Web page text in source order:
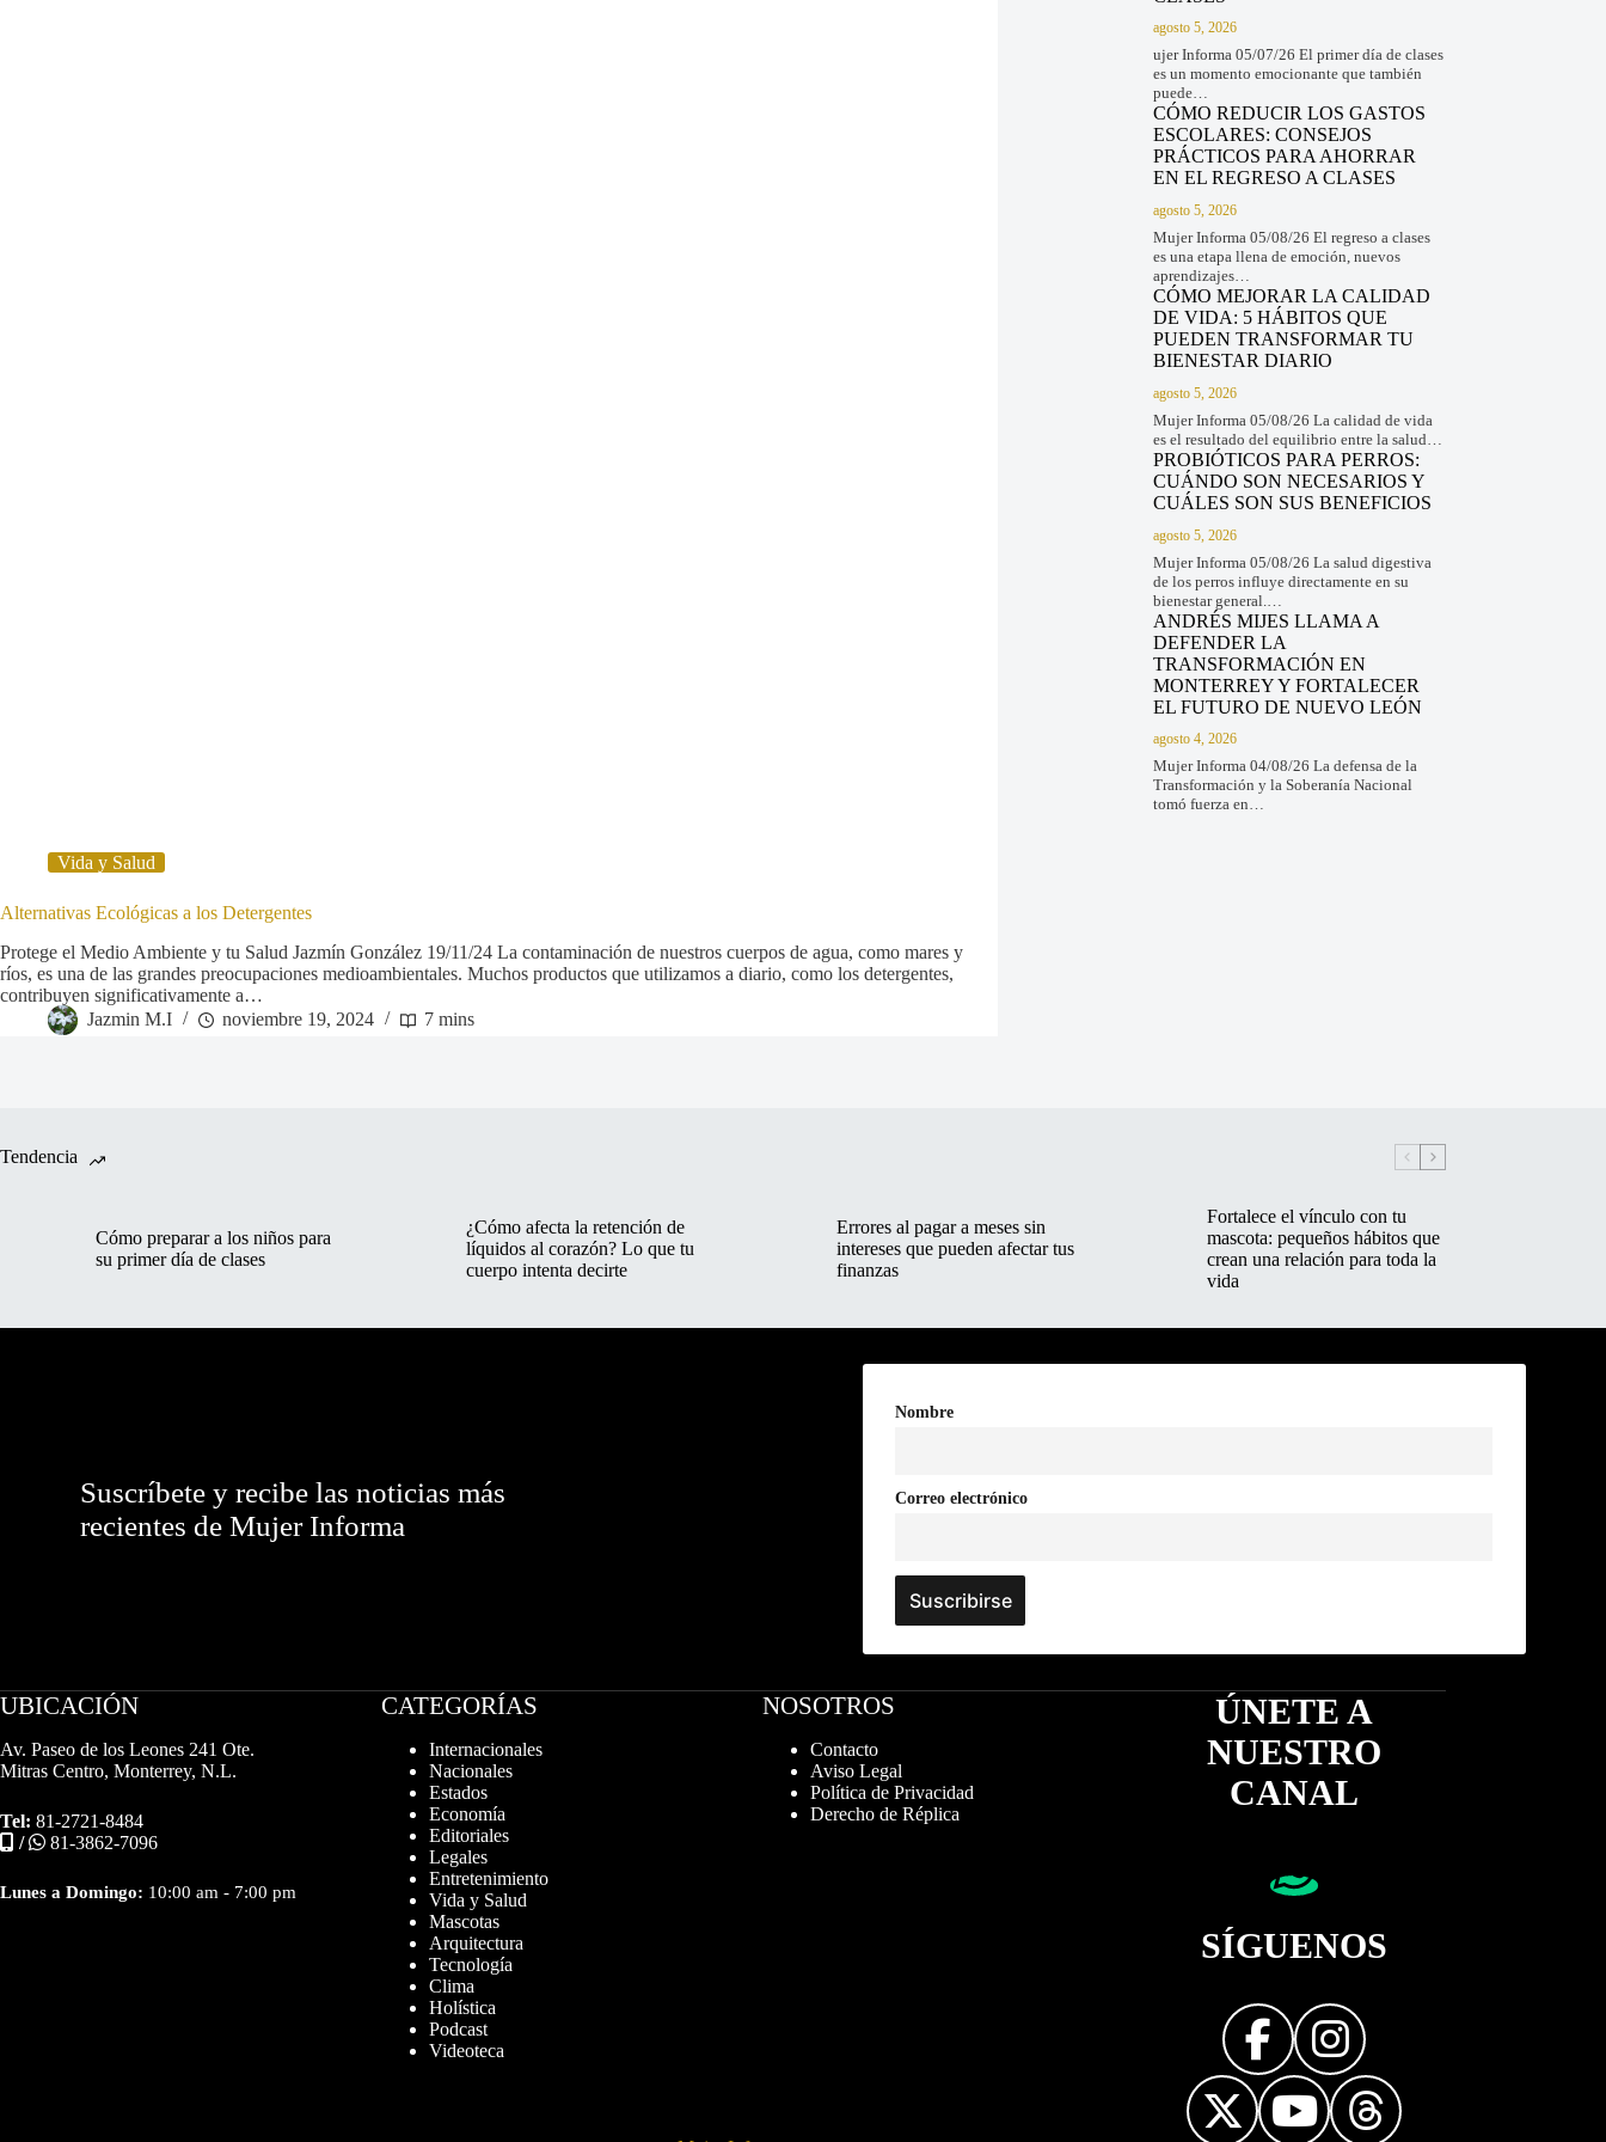
Vida y Salud
Alternativas Ecológicas a los Detergentes
Protege el Medio Ambiente y tu Salud Jazmín González 19/11/24 La contaminación de nuestros cuerpos de agua, como mares y
ríos, es una de las grandes preocupaciones medioambientales. Muchos productos que utilizamos a diario, como los detergentes,
contribuyen significativamente a…
Jazmin M.I
noviembre 19, 2024 7 mins
agosto 5, 2026
ujer Informa 05/07/26 El primer día de clases
es un momento emocionante que también
puede…
CÓMO REDUCIR LOS GASTOS
ESCOLARES: CONSEJOS
PRÁCTICOS PARA AHORRAR
EN EL REGRESO A CLASES
agosto 5, 2026
Mujer Informa 05/08/26 El regreso a clases
es una etapa llena de emoción, nuevos
aprendizajes…
CÓMO MEJORAR LA CALIDAD
DE VIDA: 5 HÁBITOS QUE
PUEDEN TRANSFORMAR TU
BIENESTAR DIARIO
agosto 5, 2026
Mujer Informa 05/08/26 La calidad de vida
es el resultado del equilibrio entre la salud…
PROBIÓTICOS PARA PERROS:
CUÁNDO SON NECESARIOS Y
CUÁLES SON SUS BENEFICIOS
agosto 5, 2026
Mujer Informa 05/08/26 La salud digestiva
de los perros influye directamente en su
bienestar general.…
ANDRÉS MIJES LLAMA A
DEFENDER LA
TRANSFORMACIÓN EN
MONTERREY Y FORTALECER
EL FUTURO DE NUEVO LEÓN
agosto 4, 2026
Mujer Informa 04/08/26 La defensa de la
Transformación y la Soberanía Nacional
tomó fuerza en…
Tendencia
Cómo preparar a los niños para
su primer día de clases
¿Cómo afecta la retención de
líquidos al corazón? Lo que tu
cuerpo intenta decirte
Errores al pagar a meses sin
intereses que pueden afectar tus
finanzas
Fortalece el vínculo con tu
mascota: pequeños hábitos que
crean una relación para toda la
vida
Suscríbete y recibe las noticias más
recientes de Mujer Informa
Nombre
Correo electrónico
UBICACIÓN
Av. Paseo de los Leones 241 Ote.
Mitras Centro, Monterrey, N.L.
Tel: 81-2721-8484
/
81-3862-7096
Lunes a Domingo: 10:00 am - 7:00 pm
CATEGORÍAS
Internacionales
Nacionales
Estados
Economía
Editoriales
Legales
Entretenimiento
Vida y Salud
Mascotas
Arquitectura
Tecnología
Clima
Holística
Podcast
Videoteca
NOSOTROS
Contacto
Aviso Legal
Política de Privacidad
Derecho de Réplica
ÚNETE A
NUESTRO
CANAL
SÍGUENOS